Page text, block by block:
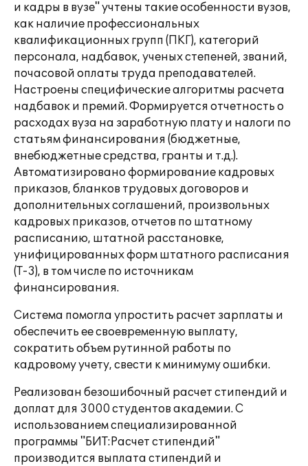
и кадры в вузе" учтены такие особенности вузов,
как наличие профессиональных
квалификационных групп (ПКГ), категорий
персонала, надбавок, ученых степеней, званий,
почасовой оплаты труда преподавателей.
Настроены специфические алгоритмы расчета
надбавок и премий. Формируется отчетность о
расходах вуза на заработную плату и налоги по
статьям финансирования (бюджетные,
внебюджетные средства, гранты и т.д.).
Автоматизировано формирование кадровых
приказов, бланков трудовых договоров и
дополнительных соглашений, произвольных
кадровых приказов, отчетов по штатному
расписанию, штатной расстановке,
унифицированных форм штатного расписания
(Т-3), в том числе по источникам
финансирования.
Система помогла упростить расчет зарплаты и
обеспечить ее своевременную выплату,
сократить объем рутинной работы по
кадровому учету, свести к минимуму ошибки.
Реализован безошибочный расчет стипендий и
доплат для 3000 студентов академии. С
использованием специализированной
программы "БИТ:Расчет стипендий"
производится выплата стипендий и